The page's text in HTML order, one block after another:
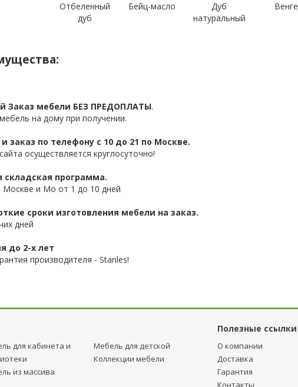
Отбеленный
дуб
Бейц-масло
Дуб
натуральный
Венге
Заказ мебели БЕЗ ПРЕДОПЛАТЫ.
на дому при получении.
заказ по телефону с 10 до 21 по Москве.
осуществляется круглосуточно!
программа.
Москве и Мо от 1 до 10 дней
сроки изготовления мебели на заказ.
дней
до 2-х лет
производителя - Stanles!
Полезные ссылки
для кабинета и
из массива
Мебель для детcкой
Коллекции мебели
О компании
Доставка
Гарантия
Контакты